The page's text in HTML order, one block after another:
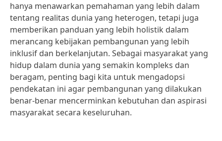
hanya menawarkan pemahaman yang lebih dalam
tentang realitas dunia yang heterogen, tetapi juga
memberikan panduan yang lebih holistik dalam
merancang kebijakan pembangunan yang lebih
inklusif dan berkelanjutan. Sebagai masyarakat yang
hidup dalam dunia yang semakin kompleks dan
beragam, penting bagi kita untuk mengadopsi
pendekatan ini agar pembangunan yang dilakukan
benar-benar mencerminkan kebutuhan dan aspirasi
masyarakat secara keseluruhan.